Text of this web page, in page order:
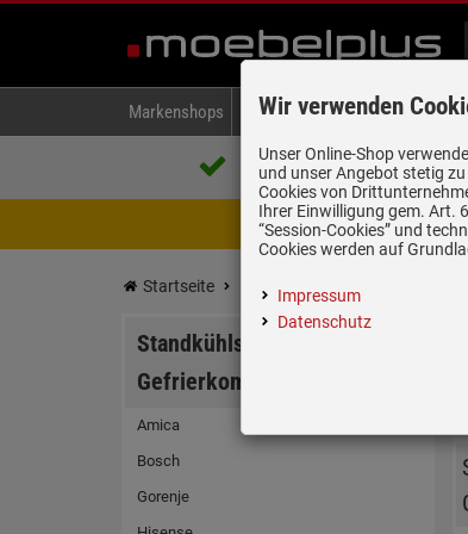
Markenshops Backen & Kochen Kühlen &
Über 85.000 positive Bewertungen
auf eBay, Amazon und Trusted
Achtung
Startseite Kühlen & Gefrieren
Standkühlschränke / Kühl-
Gefrierkombinationen
Amica
Bosch
Gorenje
Wir verwenden
Unser Online-Shop
und unser Angebot stetig
Cookies von
Ihrer Einwilligung gem. Art.
“Session-Cookies” und
Cookies werden auf
Impressum
Datenschutz